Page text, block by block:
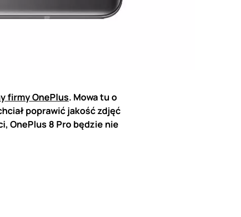
firmy OnePlus. Mowa tu o
poprawić jakość zdjęć
OnePlus 8 Pro będzie nie